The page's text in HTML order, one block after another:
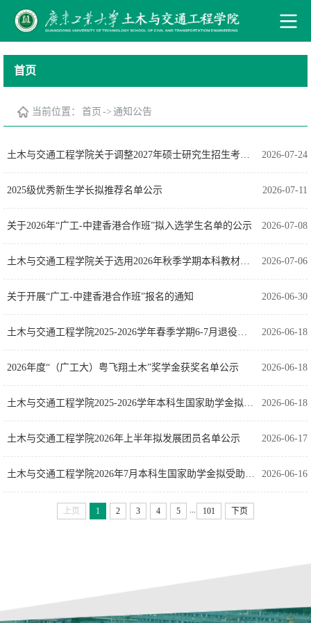
首页
当前位置： 首页 -> 通知公告
2026-07-24
2026-07-11
2025级优秀新生学长拟推荐名单公示
2026-07-08
关于2026年“广工-中建香港合作班”拟入选学生名单的公示
2026-07-06
2026-06-30
关于开展“广工-中建香港合作班”报名的通知
2026-06-18
2026-06-18
2026年度“（广工大）粤飞翔土木”奖学金获奖名单公示
2026-06-18
2026-06-17
土木与交通工程学院2026年上半年拟发展团员名单公示
2026-06-16
上页 1 2 3 4 5 ... 101 下页